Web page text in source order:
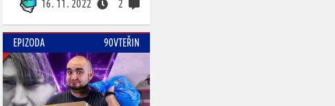
16. 11. 2022 2
EPIZODA 90VTEŘIN